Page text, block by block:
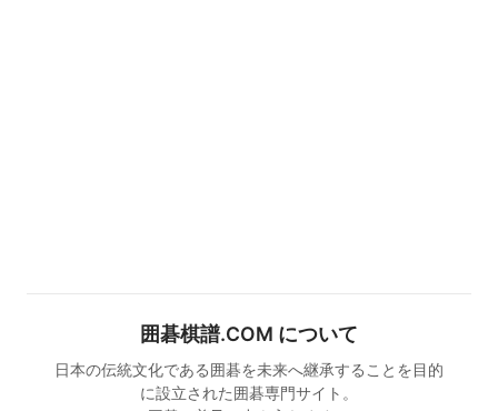
囲碁棋譜.COM について
日本の伝統文化である囲碁を未来へ継承することを目的
に設立された囲碁専門サイト。